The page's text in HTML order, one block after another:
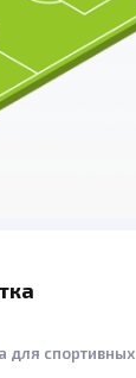
для спортивных